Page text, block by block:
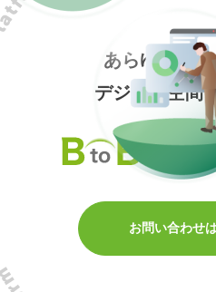
あらゆる企業
デジタル空間
お問い合わせ